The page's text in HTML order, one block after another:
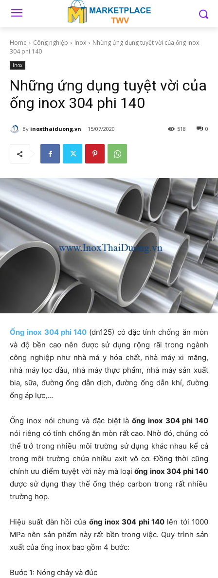
Home Công nghiệp Inox
Những ứng dụng tuyệt vời của ống inox
304 phi 140
Inox
Những ứng dụng tuyệt vời của
ống inox 304 phi 140
By inoxthaiduong.vn 15/07/2020 0
518
Ống inox 304 phi 140 (dn125) có đặc tính chống ăn mòn
và độ bền cao nên được sử dụng rộng rãi trong ngành
công nghiệp như nhà má y hóa chất, nhà máy xi măng,
nhà máy lọc dầu, nhà máy thực phẩm, nhà máy sản xuất
bia, sữa, đường ống dẫn dịch, đường ống dẫn khí, đường
ống áp lực,…
Ống inox nói chung và đặc biệt là ống inox 304 phi 140
nói riêng có tính chống ăn mòn rất cao. Nhờ đó, chúng có
thể trở trong nhiều môi trường sử dụng khác nhau kể cả
trong môi trường chứa nhiều axit vô cơ. Đồng thời cũng
chính ưu điểm tuyệt vời này mà loạiống inox 304 phi 140
được sử dụng thay thế ống thép carbon trong rất nhiều
trường hợp.
Hiệu suất đàn hồi của ống inox 304 phi 140 lên tới 1000
MPa nên sản phẩm này rất bền trong việc. Quy trình sản
xuất của ống inox bao gồm 4 bước:
Bước 1: Nóng chảy và đúc